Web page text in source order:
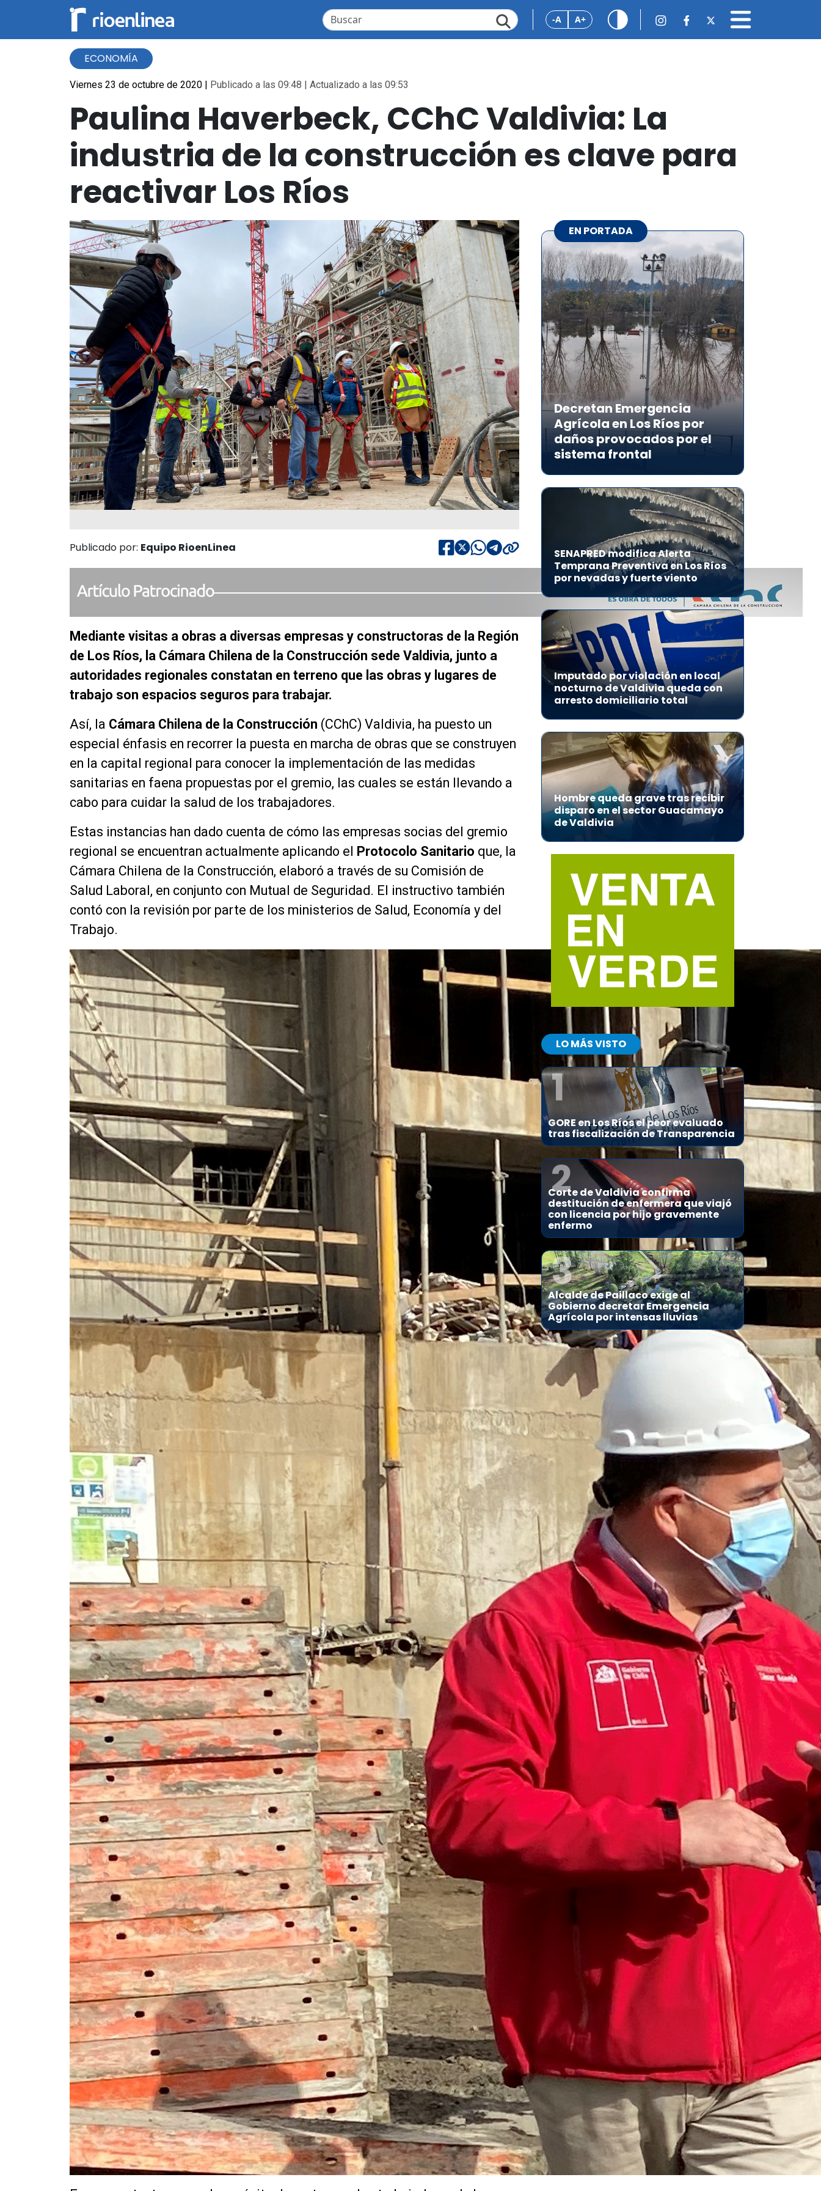
-A A+
ECONOMÍA
Viernes 23 de octubre de 2020 | Publicado a las 09:48 | Actualizado a las 09:53
Paulina Haverbeck, CChC Valdivia: La
industria de la construcción es clave para
reactivar Los Ríos
Publicado por: Equipo RioenLinea
Mediante visitas a obras a diversas empresas y constructoras de la Región
de Los Ríos, la Cámara Chilena de la Construcción sede Valdivia, junto a
autoridades regionales constatan en terreno que las obras y lugares de
trabajo son espacios seguros para trabajar.
Así, la Cámara Chilena de la Construcción (CChC) Valdivia, ha puesto un
especial énfasis en recorrer la puesta en marcha de obras que se construyen
en la capital regional para conocer la implementación de las medidas
sanitarias en faena propuestas por el gremio, las cuales se están llevando a
cabo para cuidar la salud de los trabajadores.
Estas instancias han dado cuenta de cómo las empresas socias del gremio
regional se encuentran actualmente aplicando el Protocolo Sanitario que, la
Cámara Chilena de la Construcción, elaboró a través de su Comisión de
Salud Laboral, en conjunto con Mutual de Seguridad. El instructivo también
contó con la revisión por parte de los ministerios de Salud, Economía y del
Trabajo.
EN PORTADA
Decretan Emergencia
Agrícola en Los Ríos por
daños provocados por el
sistema frontal
SENAPRED modifica Alerta
Temprana Preventiva en Los Ríos
por nevadas y fuerte viento
Imputado por violación en local
nocturno de Valdivia queda con
arresto domiciliario total
Hombre queda grave tras recibir
disparo en el sector Guacamayo
de Valdivia
LO MÁS VISTO
1
GORE en Los Ríos el peor evaluado
tras fiscalización de Transparencia
2
Corte de Valdivia confirma
destitución de enfermera que viajó
con licencia por hijo gravemente
enfermo
3
Alcalde de Paillaco exige al
Gobierno decretar Emergencia
Agrícola por intensas lluvias